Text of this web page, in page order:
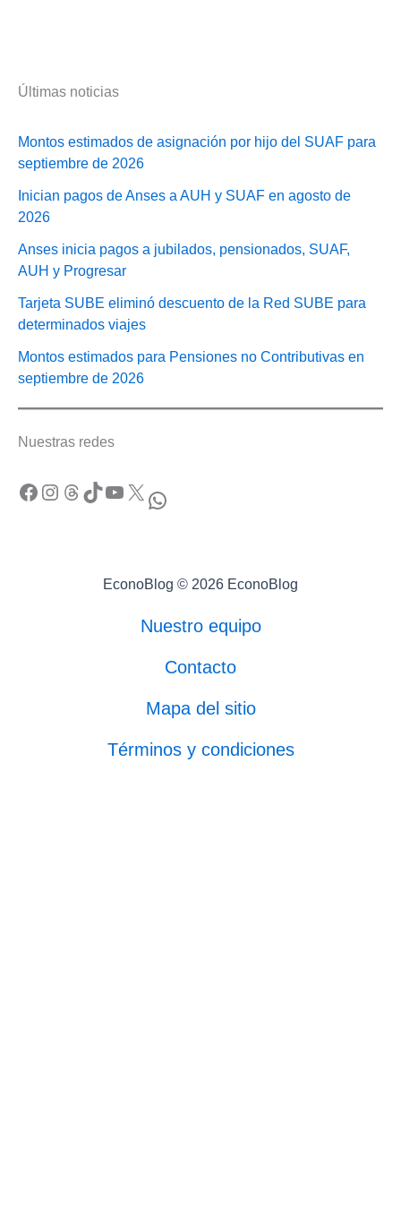
Últimas noticias
Montos estimados de asignación por hijo del SUAF para
septiembre de 2026
Inician pagos de Anses a AUH y SUAF en agosto de
2026
Anses inicia pagos a jubilados, pensionados, SUAF,
AUH y Progresar
Tarjeta SUBE eliminó descuento de la Red SUBE para
determinados viajes
Montos estimados para Pensiones no Contributivas en
septiembre de 2026
Nuestras redes
Facebook Instagram Threads TikTok YouTube X WhatsApp
EconoBlog © 2026 EconoBlog
Nuestro equipo
Contacto
Mapa del sitio
Términos y condiciones